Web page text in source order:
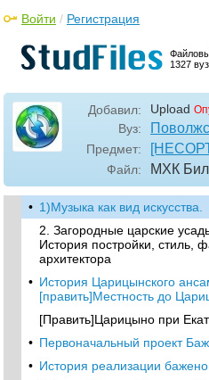
1327
Войти / Регистрация
Добавил: Upload
Вуз:
Предмет:
Файл: МХК
• 1)Музыка как вид искусства.
2. Загородные царские
История постройки, стиль,
архитектора
• История Царицынского
[править]Местность до
[Править]Царицыно при
• Первоначальный проект
• История реализации